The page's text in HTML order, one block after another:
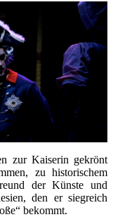
zur Kaiserin gekrönt
zu historischem
der Künste und
den er siegreich
bekommt.